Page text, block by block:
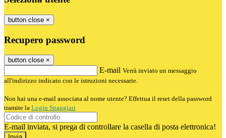
button close ×
Recupero password
button close ×
E-mail Verrà inviato un messaggio
all'indirizzo indicato con le istruzioni necessarie.
Non hai una e-mail associata al nome utente? Effettua il reset della password
tramite la Login Spaggiari
E-mail inviata, si prega di controllare la casella di posta elettronica!